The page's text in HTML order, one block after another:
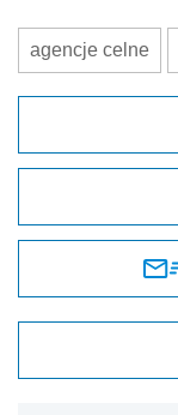
agencje celne